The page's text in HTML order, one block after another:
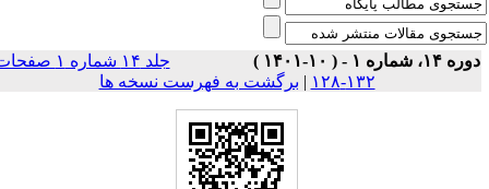
۱۴، شماره ۱ - ( ۱۰-۱۴۰۱ )
جلد ۱۴ شماره ۱ صفحات
۱۳۲-۱۲۸
| برگشت به فهرست نسخه ها